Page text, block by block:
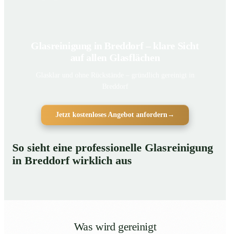
Jetzt kostenloses Angebot anfordern→
So sieht eine professionelle Glasreinigung
in Breddorf wirklich aus
Was wird gereinigt